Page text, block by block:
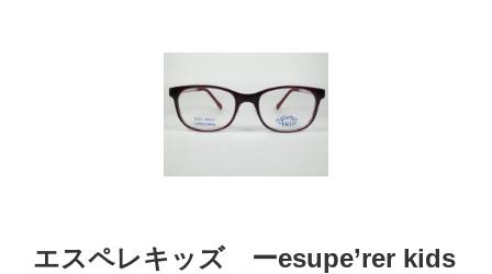
エスペレキッズ ーesupe’rer kids